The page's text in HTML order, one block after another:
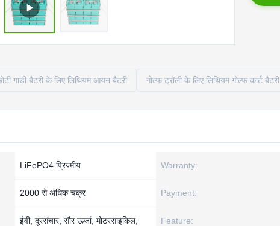
गाड़ी बैटरी के लिए लिथियम आयन बैटरी गोल्फ ट्रॉली के लिए लिथियम गोल्फ कार्ट बैटरी
LiFePO4 प्रिज्मीय Warranty:
2000 से अधिक चक्र Payment:
ईवी, दूरसंचार, सौर ऊर्जा, मोटरसाइकिल,
Feature: